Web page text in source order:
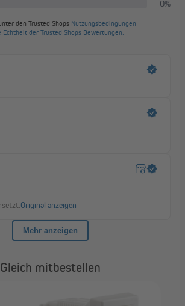
Gleich mitbestellen